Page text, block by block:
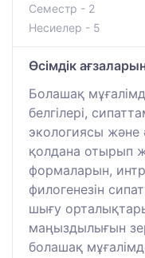
Семестр - 2
Несиелер - 5
Өсімдік
Болашақ
белгілері,
экологиясы және
қолдана отырып
формаларын,
филогенезін
шығу
маңыздылығын
болашақ